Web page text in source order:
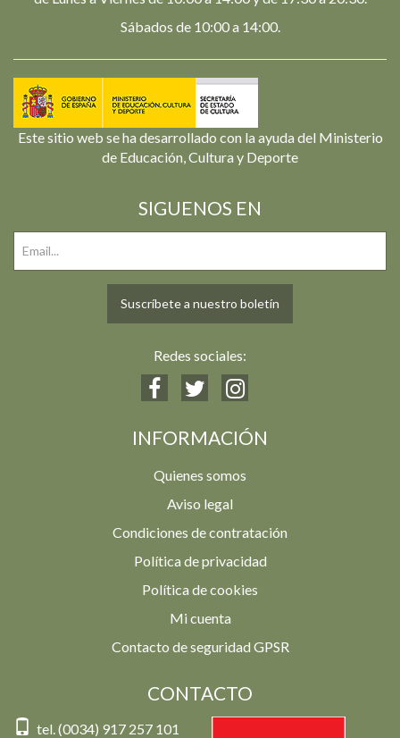
Sábados de 10:00 a 14:00.
Este sitio web se ha desarrollado con la ayuda del Ministerio
de Educación, Cultura y Deporte
SIGUENOS EN
Suscríbete a nuestro boletín
Redes sociales:
INFORMACIÓN
Quienes somos
Aviso legal
Condiciones de contratación
Política de privacidad
Política de cookies
Mi cuenta
Contacto de seguridad GPSR
CONTACTO
tel. (0034) 917 257 101